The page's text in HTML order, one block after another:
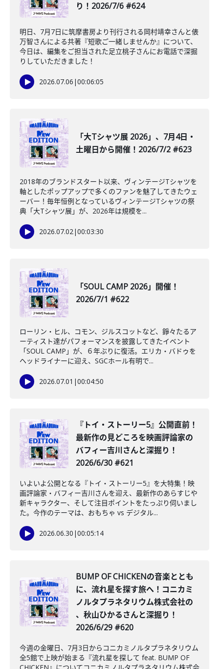
り！2026/7/6 #624
明日、7月7日に筑摩書房より刊行される岡村靖幸さんと俵
万智さんによる共著『短歌ご一緒しませんか』について、
今日は、編集をご担当された足立桃子さんにお電話で深掘
りしていただきました！
2026.07.06 |00:06:05
「大Tシャツ展 2026」、7月4日・
土曜日から開催！2026/7/2 #623
2018年のブランドスタート以来、ヴィンテージTシャツを
軸としたポップアップで多くのファンを魅了してきたウェ
ーバー！毎年恒例となっているヴィンテージTシャツの祭
典「大Tシャツ展」が、2026年は規模を...
2026.07.02|00:03:30
「SOUL CAMP 2026」開催！
2026/7/1 #622
ローリン・ヒル、コモン、ジルスコットなど、錚々たるア
ーティスト達がパフォーマンスを披露してきたイベント
「SOUL CAMP」が、６年ぶりに復活。エリカ・バドゥを
ヘッドライナーに迎え、SGCホール有明で...
2026.07.01 |00:04:50
『トイ・ストーリー5』公開直前！
最新作の見どころを映画評論家の
バフィー吉川さんと深掘り！
2026/6/30 #621
いよいよ公開となる『トイ・ストーリー5』を大特集！映
画評論家・バフィー吉川さんを迎え、最新作のあらすじや
新キャラクター、そして注目ポイントをたっぷり伺いまし
た。今作のテーマは、おもちゃ vs デジタル...
2026.06.30 |00:05:14
BUMP OF CHICKENの音楽ととも
に、流れ星を探す旅へ！コニカミ
ノルタプラネタリウム株式会社の
、秋山ひかるさんと深掘り！
2026/6/29 #620
今週の金曜日、7月3日からコニカミノルタプラネタリウム
全5館で上映が始まる『流れ星を探して feat. BUMP OF